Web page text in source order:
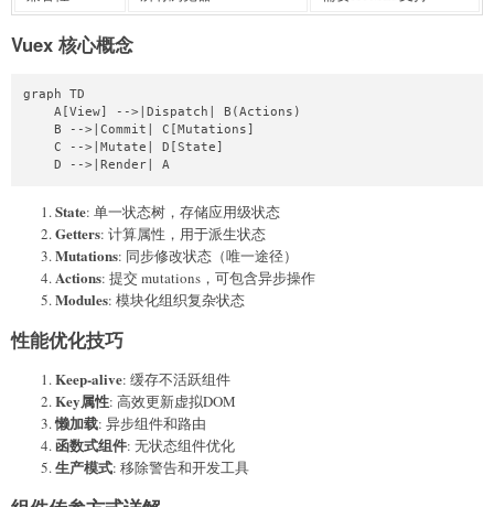
Vuex 核心概念
graph TD
    A[View] -->|Dispatch| B(Actions)
    B -->|Commit| C[Mutations]
    C -->|Mutate| D[State]
State: 单一状态树，存储应用级状态
Getters: 计算属性，用于派生状态
Mutations: 同步修改状态（唯一途径）
Actions: 提交 mutations，可包含异步操作
Modules: 模块化组织复杂状态
性能优化技巧
Keep-alive: 缓存不活跃组件
Key属性: 高效更新虚拟DOM
懒加载: 异步组件和路由
函数式组件: 无状态组件优化
生产模式: 移除警告和开发工具